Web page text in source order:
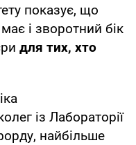
показує, що
і зворотний бік
для тих, хто
із Лабораторії
найбільше